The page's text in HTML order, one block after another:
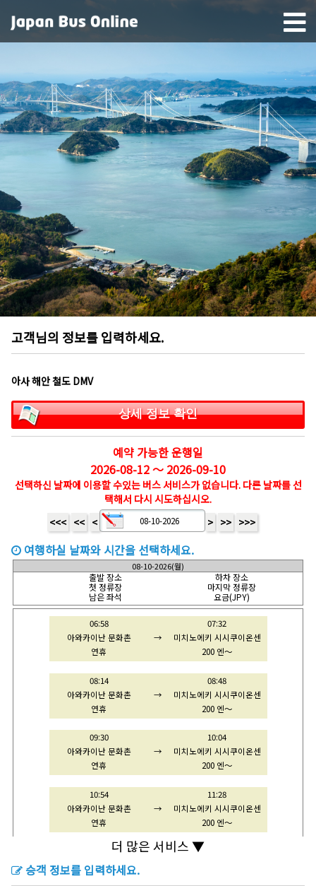
고객님의 정보를 입력하세요.
아사 해안 철도 DMV
상세 정보 확인
예약 가능한 운행일
2026-08-12 ～ 2026-09-10
선택하신 날짜에 이용할 수있는 버스 서비스가 없습니다. 다른 날짜를 선
택해서 다시 시도하십시오.
<<< << < > >> >>>
여행하실 날짜와 시간을 선택하세요.
08-10-2026(월)
출발 장소
하차 장소
첫 정류장
마지막 정류장
남은 좌석
요금(JPY)
06:58
07:32
아와카이난 문화촌
→
미치노에키 시시쿠이온센
연휴
200 엔～
08:14
08:48
아와카이난 문화촌
→
미치노에키 시시쿠이온센
연휴
200 엔～
09:30
10:04
아와카이난 문화촌
→
미치노에키 시시쿠이온센
연휴
200 엔～
10:54
11:28
아와카이난 문화촌
→
미치노에키 시시쿠이온센
연휴
200 엔～
아와카이난 문화촌
연휴
더 많은 서비스 ▼
승객 정보를 입력하세요.